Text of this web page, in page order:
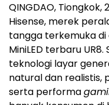
QINGDAO,
Hisense, merek
tangga terkemuka di
MiniLED terbaru
teknologi layar
natural dan realistis,
serta performa